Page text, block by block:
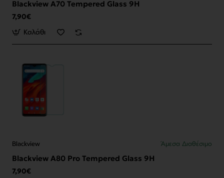
Blackview A70 Tempered Glass 9H
7,90€
Καλάθι
Blackview Άμεσα Διαθέσιμο
Blackview A80 Pro Tempered Glass 9H
7,90€